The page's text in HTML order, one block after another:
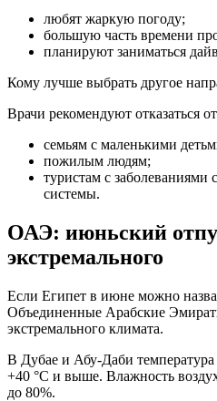
любят жаркую погоду;
большую часть времени
планируют заниматься
Кому лучше выбрать другое
Врачи рекомендуют отказаться
семьям с маленькими
пожилым людям;
туристам с заболеваниями
системы.
ОАЭ: июньский
экстремального
Если Египет в июне можно
Объединенные Арабские
экстремального климата.
В Дубае и Абу-Даби температура
+40 °C и выше. Влажность
до 80%.